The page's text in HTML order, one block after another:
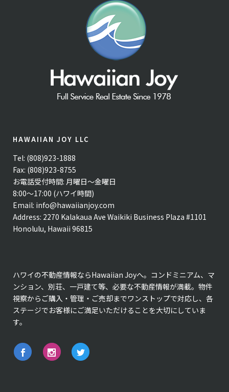
HAWAIIAN JOY LLC
Tel: (808)923-1888
Fax: (808)923-8755
お電話受付時間: 月曜日〜金曜日
8:00〜17:00 (ハワイ時間)
Email: info@hawaiianjoy.com
Address: 2270 Kalakaua Ave Waikiki Business Plaza #1101
Honolulu, Hawaii 96815
ハワイの不動産情報ならHawaiian Joyへ。コンドミニアム、マ
ンション、別荘、一戸建て等、必要な不動産情報が満載。物件
視察からご購入・管理・ご売却までワンストップで対応し、各
ステージでお客様にご満足いただけることを大切にしていま
す。